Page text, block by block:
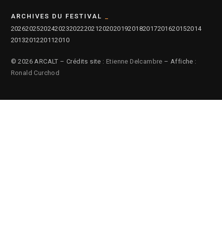
ARCHIVES DU FESTIVAL
2026202520242023202220212020201920182017201620152014
2013201220112010
© 2026 ARCALT – Crédits site : Etienne Delcambre – Affiche :
Ronald Curchod